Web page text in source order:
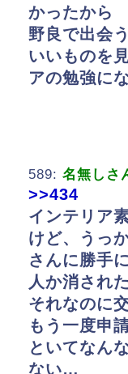
かったから
野良で出会
いいものを
アの勉強に
589: 名無しさ
>>434
インテリア
けど、うっ
さんに勝手
人か消され
それなのに
もう一度申
といてなん
ない…